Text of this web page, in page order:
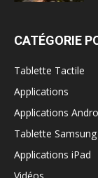
CATÉGORIE
Tablette Tactile
Applications
Applications
Tablette Samsung
Applications iPad